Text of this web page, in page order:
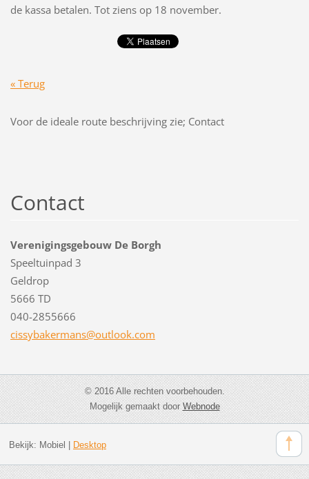
de kassa betalen. Tot ziens op 18 november.
« Terug
Voor de ideale route beschrijving zie; Contact
Contact
Verenigingsgebouw De Borgh
Speeltuinpad 3
Geldrop
5666 TD
040-2855666
cissybakermans@outlook.com
© 2016 Alle rechten voorbehouden.
Mogelijk gemaakt doorWebnode
Bekijk: Mobiel Desktop